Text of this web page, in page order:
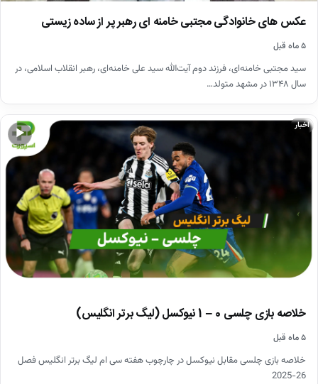
عکس های خانوادگی مجتبی خامنه ای رهبر پر از ساده زیستی
۵ ماه قبل
سید مجتبی خامنه‌ای، فرزند دوم آیت‌الله سید علی خامنه‌ای، رهبر انقلاب اسلامی، در
سال ۱۳۴۸ در مشهد متولد…
▶
اخبار
خلاصه بازی چلسی 0 – 1 نیوکسل (لیگ برتر انگلیس)
۵ ماه قبل
خلاصه بازی چلسی مقابل نیوکسل در چارچوب هفته سی ام لیگ برتر انگلیس فصل
26-2025